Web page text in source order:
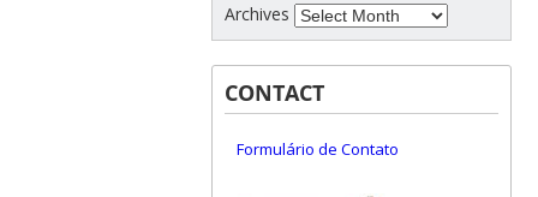
Archives
CONTACT
Formulário de Contato